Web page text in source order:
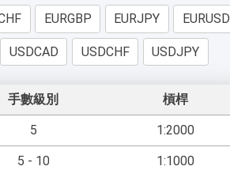
EURGBP EURJPY EURUSD
USDCAD USDCHF USDJPY
手數級別 槓桿
5 1:2000
5 - 10 1:1000